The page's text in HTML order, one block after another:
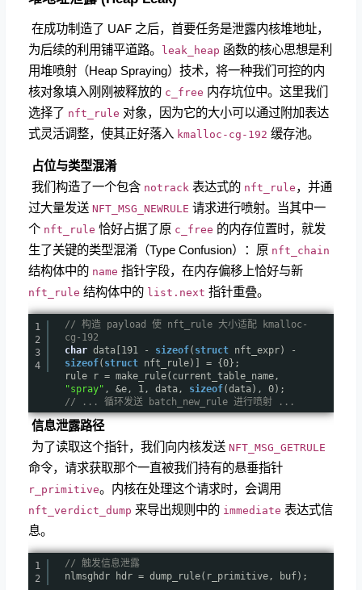
​ 在成功制造了 UAF 之后，首要任务是泄露内核堆地址，
为后续的利用铺平道路。 leak_heap 函数的核心思想是利
用堆喷射（Heap Spraying）技术，将一种我们可控的内
核对象填入刚刚被释放的 c_free 内存坑位中。这里我们
选择了 nft_rule 对象，因为它的大小可以通过附加表达
式灵活调整，使其正好落入 kmalloc-cg-192 缓存池。
占位与类型混淆
​ 我们构造了一个包含 notrack 表达式的 nft_rule，并通
过大量发送 NFT_MSG_NEWRULE 请求进行喷射。当其中一
个 nft_rule 恰好占据了原 c_free 的内存位置时，就发
生了关键的类型混淆（Type Confusion）：原 nft_chain
结构体中的 name 指针字段，在内存偏移上恰好与新
nft_rule 结构体中的 list.next 指针重叠。
1
2
3
4
// 构造 payload 使 nft_rule 大小适配 kmalloc-
cg-192
char data[191 - sizeof( struct nft_expr) -
sizeof( struct nft_rule)] = {0};
rule r = make_rule(current_table_name,
"spray" , &e, 1, data, sizeof(data), 0);
// ... 循环发送 batch_new_rule 进行喷射 ...
信息泄露路径
​ 为了读取这个指针，我们向内核发送 NFT_MSG_GETRULE
命令，请求获取那个一直被我们持有的悬垂指针
r_primitive。内核在处理这个请求时，会调用
nft_verdict_dump 来导出规则中的 immediate 表达式信
息。
1
2
// 触发信息泄露
nlmsghdr hdr = dump_rule(r_primitive, buf);